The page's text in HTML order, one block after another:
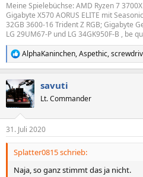
Meine Spielebüchse: AMD Ryzen 7
Gigabyte X570 AORUS ELITE mit
32GB 3600-16 Trident Z RGB; Gigabyte
LG 29UM67-P und LG 34GK950F-B , be
R
e
k
t
i
e
n
AlphaKaninchen,Aspethic,
savuti
Lt. Commander
31. Juli 2020
Splatter0815 schrieb:
Naja, so ganz stimmt das ja nicht.